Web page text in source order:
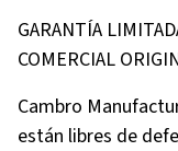
GARANTÍA
COMERCIAL
Cambro
están libres de